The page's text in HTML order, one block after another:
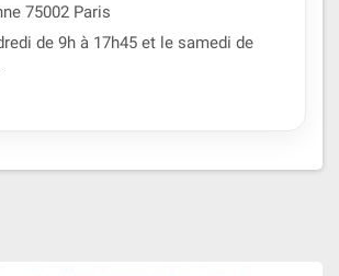
75002 Paris
de 9h à 17h45 et le samedi de